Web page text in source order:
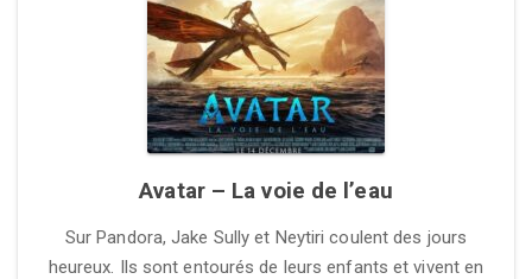
Avatar – La voie de l’eau
Sur Pandora, Jake Sully et Neytiri coulent des jours
heureux. Ils sont entourés de leurs enfants et vivent en